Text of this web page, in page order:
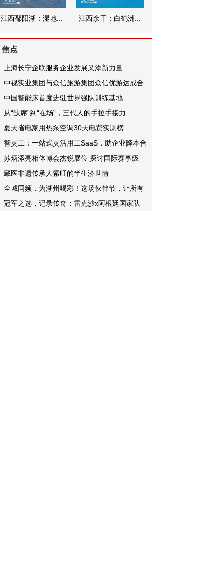
江西鄱阳湖：湿地... 江西余干：白鹤洲...
焦点
上海长宁企联服务企业发展又添新力量
中视实业集团与众信旅游集团众信优游达成合
中国智能床首度进驻世界强队训练基地
从“缺席”到“在场”，三代人的手拉手接力
夏天省电家用热泵空调30天电费实测榜
智灵工：一站式灵活用工SaaS，助企业降本合
苏炳添亮相体博会杰锐展位 探讨国际赛事级
藏医非遗传承人索旺的半生济世情
全城同频，为湖州喝彩！这场伙伴节，让所有
冠军之选，记录传奇：雷克沙x阿根廷国家队